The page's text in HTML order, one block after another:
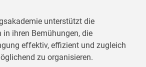
unterstützt die
ihren Bemühungen, die
effektiv, effizient und zugleich
zu organisieren.